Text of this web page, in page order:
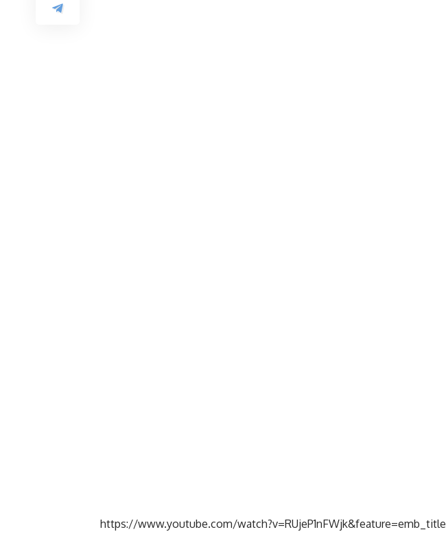
https://www.youtube.com/watch?v=RUjeP1nFWjk&feature=emb_title